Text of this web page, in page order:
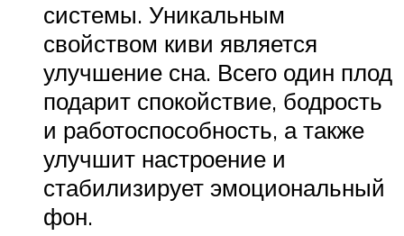
системы. Уникальным
свойством киви является
улучшение сна. Всего один плод
подарит спокойствие, бодрость
и работоспособность, а также
улучшит настроение и
стабилизирует эмоциональный
фон.